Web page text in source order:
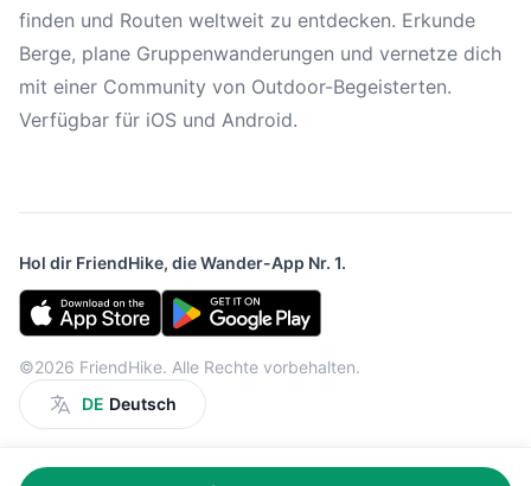
finden und Routen weltweit zu entdecken. Erkunde
Berge, plane Gruppenwanderungen und vernetze dich
mit einer Community von Outdoor-Begeisterten.
Verfügbar für iOS und Android.
Hol dir FriendHike, die Wander-App Nr. 1.
©2026 FriendHike. Alle Rechte vorbehalten.
DE Deutsch